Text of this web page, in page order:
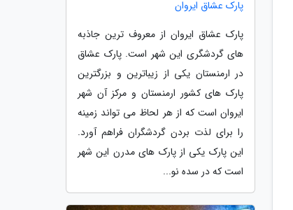
پارک عشاق ایروان
پارک عشاق ایروان از معروف ترین جاذبه
های گردشگری این شهر است. پارک عشاق
در ارمنستان یکی از زیباترین و بزرگترین
پارک های کشور ارمنستان و مرکز آن شهر
ایروان است که از هر لحاظ می تواند زمینه
را برای لذت بردن گردشگران فراهم آورد.
این پارک یکی از پارک های مدرن این شهر
است که در سده نو...